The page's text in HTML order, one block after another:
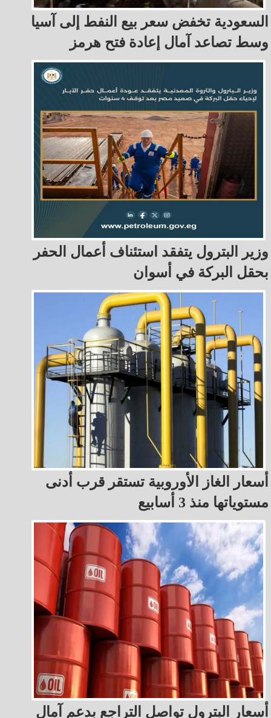
السعودية تخفض سعر بيع النفط إلى آسيا
وسط تصاعد آمال إعادة فتح هرمز
وزير البترول يتفقد استئناف أعمال الحفر
بحقل البركة في أسوان
أسعار الغاز الأوروبية تستقر قرب أدنى
مستوياتها منذ 3 أسابيع
أسعار البترول تواصل التراجع بدعم آمال